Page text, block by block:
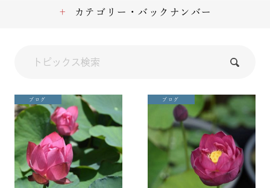
ブログ ブログ
カテゴリー・バックナンバー